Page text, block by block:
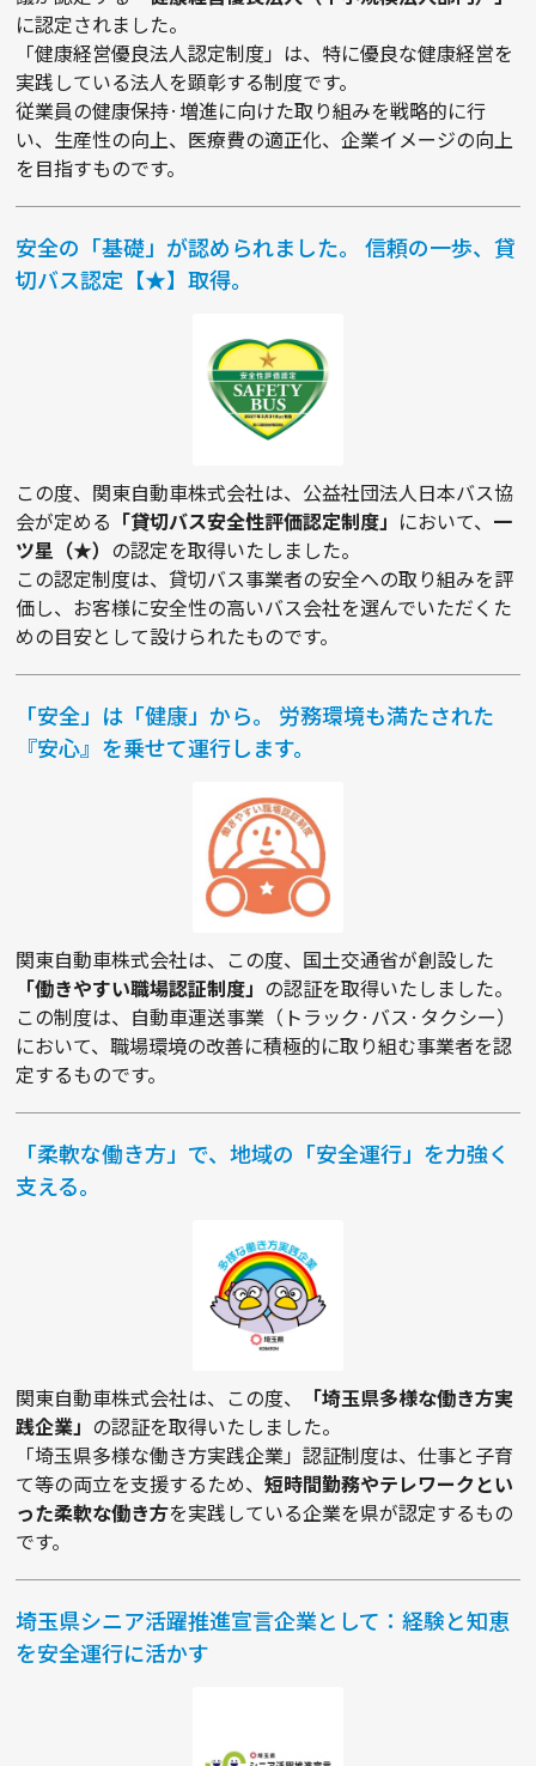
に認定されました。
「健康経営優良法人認定制度」は、特に優良な健康経営を
実践している法人を顕彰する制度です。
従業員の健康保持·増進に向けた取り組みを戦略的に行
い、生産性の向上、医療費の適正化、企業イメージの向上
を目指すものです。
安全の「基礎」が認められました。 信頼の一歩、貸
切バス認定【★】取得。
この度、関東自動車株式会社は、公益社団法人日本バス協
会が定める 「貸切バス安全性評価認定制度」 において、 一
ツ星（★） の認定を取得いたしました。
この認定制度は、貸切バス事業者の安全への取り組みを評
価し、お客様に安全性の高いバス会社を選んでいただくた
めの目安として設けられたものです。
「安全」は「健康」から。 労務環境も満たされた
『安心』を乗せて運行します。
関東自動車株式会社は、この度、国土交通省が創設した
「働きやすい職場認証制度」 の認証を取得いたしました。
この制度は、自動車運送事業（トラック·バス·タクシー）
において、職場環境の改善に積極的に取り組む事業者を認
定するものです。
「柔軟な働き方」で、地域の「安全運行」を力強く
支える。
関東自動車株式会社は、この度、
「埼玉県多様な働き方実
践企業」 の認証を取得いたしました。
「埼玉県多様な働き方実践企業」認証制度は、仕事と子育
て等の両立を支援するため、短時間勤務やテレワークとい
った柔軟な働き方を実践している企業を県が認定するもの
です。
埼玉県シニア活躍推進宣言企業として：経験と知恵
を安全運行に活かす